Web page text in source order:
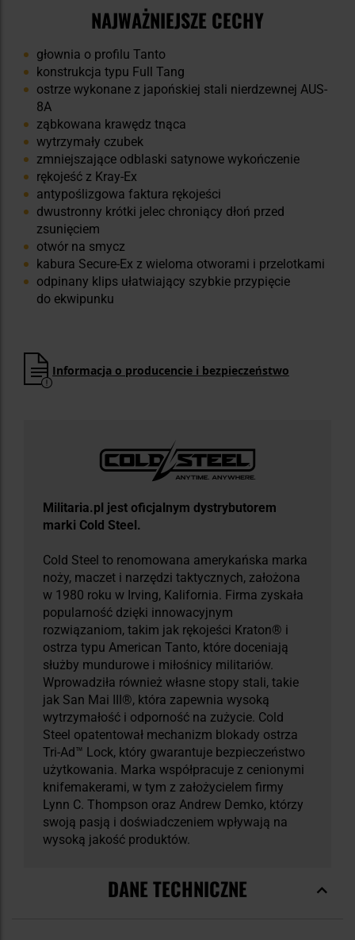
NAJWAŻNIEJSZE CECHY
głownia o profilu Tanto
konstrukcja typu Full Tang
ostrze wykonane z japońskiej stali nierdzewnej AUS-
8A
ząbkowana krawędz tnąca
wytrzymały czubek
zmniejszające odblaski satynowe wykończenie
rękojeść z Kray-Ex
antypoślizgowa faktura rękojeści
dwustronny krótki jelec chroniący dłoń przed
zsunięciem
otwór na smycz
kabura Secure-Ex z wieloma otworami i przelotkami
odpinany klips ułatwiający szybkie przypięcie
do ekwipunku
Informacja o producencie i bezpieczeństwo
Militaria.pl jest oficjalnym dystrybutorem
marki Cold Steel.
Cold Steel to renomowana amerykańska marka
noży, maczet i narzędzi taktycznych, założona
w 1980 roku w Irving, Kalifornia. Firma zyskała
popularność dzięki innowacyjnym
rozwiązaniom, takim jak rękojeści Kraton® i
ostrza typu American Tanto, które doceniają
służby mundurowe i miłośnicy militariów.
Wprowadziła również własne stopy stali, takie
jak San Mai III®, która zapewnia wysoką
wytrzymałość i odporność na zużycie. Cold
Steel opatentował mechanizm blokady ostrza
Tri-Ad™ Lock, który gwarantuje bezpieczeństwo
użytkowania. Marka współpracuje z cenionymi
knifemakerami, w tym z założycielem firmy
Lynn C. Thompson oraz Andrew Demko, którzy
swoją pasją i doświadczeniem wpływają na
wysoką jakość produktów.
DANE TECHNICZNE